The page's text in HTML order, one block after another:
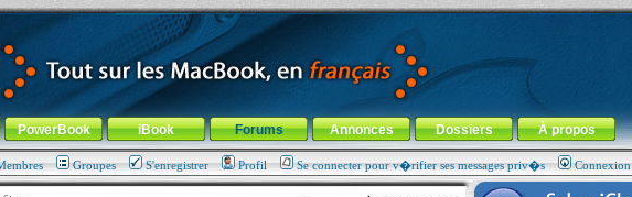
-Aller au menu de la rubrique
PowerBook iBook Forums Annonces Dossiers À propos
Groupes S'enregistrer Profil Se connecter pour v�rifier ses messages priv�s Connexion